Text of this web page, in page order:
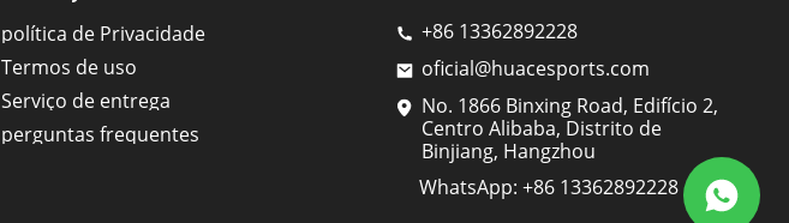
política de Privacidade
Termos de uso
Serviço de entrega
perguntas frequentes
+86 13362892228
oficial@huacesports.com
No. 1866 Binxing Road, Edifício 2,
Centro Alibaba, Distrito de
Binjiang, Hangzhou
WhatsApp: +86 13362892228